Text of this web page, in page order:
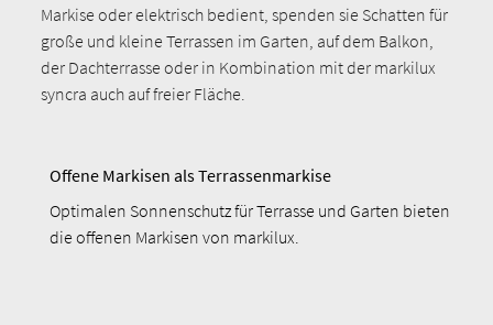
Markise oder elektrisch bedient, spenden sie Schatten für
große und kleine Terrassen im Garten, auf dem Balkon,
der Dachterrasse oder in Kombination mit der markilux
syncra auch auf freier Fläche.
Offene Markisen als Terrassenmarkise
Optimalen Sonnenschutz für Terrasse und Garten bieten
die offenen Markisen von markilux.